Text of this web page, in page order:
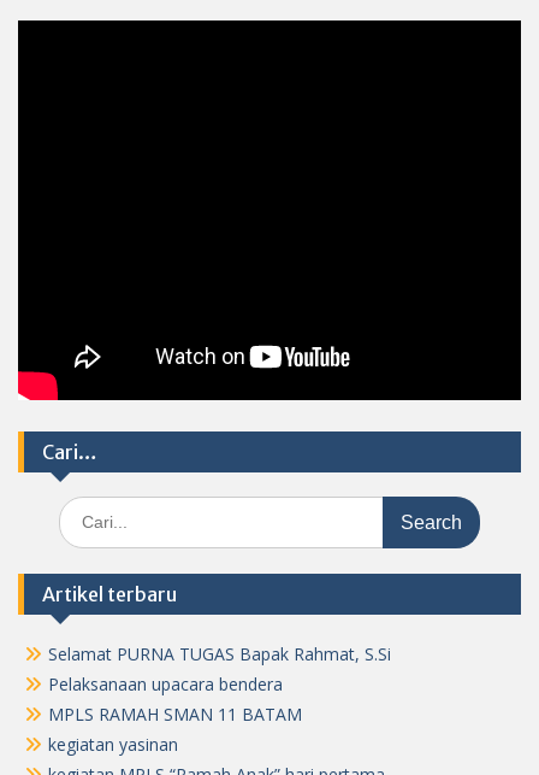
Cari…
Search
for:
Artikel terbaru
Selamat PURNA TUGAS Bapak Rahmat, S.Si
Pelaksanaan upacara bendera
MPLS RAMAH SMAN 11 BATAM
kegiatan yasinan